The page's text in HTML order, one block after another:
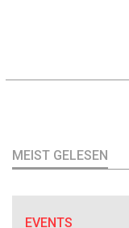
MEIST GELESEN
EVENTS